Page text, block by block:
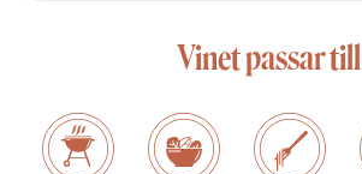
Vinet passar till